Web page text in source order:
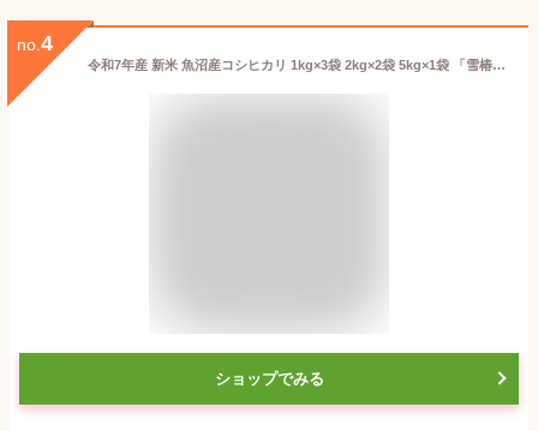
no. 4
令和7年産 新米 魚沼産コシヒカリ 1kg×3袋 2kg×2袋 5kg×1袋 「雪椿」 贈答用 【木箱入り】 ギフト 最高級 米 新潟 お米 魚沼 コシヒカリ 魚沼産 特別栽培米 白米 内祝い ブランド米 魚沼コシヒカリ 魚沼産こしひかり 新潟県産コシヒカリ 熨斗対応 送料無料 ミシュラン
ショップでみる